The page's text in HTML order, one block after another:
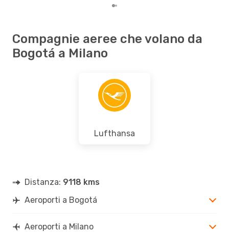
Compagnie aeree che volano da
Bogotá a Milano
Lufthansa
Distanza: 9118 kms
Aeroporti a Bogotá
Aeroporti a Milano